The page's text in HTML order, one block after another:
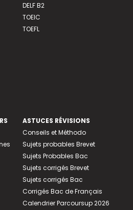
DELF B2
TOEIC
TOEFL
ASTUCES RÉVISIONS
Conseils et Méthodo
Sujets probables Brevet
Sujets Probables Bac
Sujets corrigés Brevet
Sujets corrigés Bac
Corrigés Bac de Français
Calendrier Parcoursup 2026